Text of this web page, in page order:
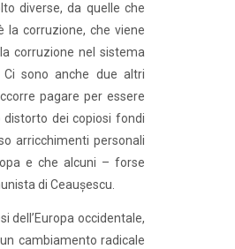
diverse, da quelle che
la corruzione, che viene
corruzione nel sistema
sono anche due altri
pagare per essere
distorto dei copiosi fondi
arricchimenti personali
e che alcuni – forse
di Ceaușescu.
dell’Europa occidentale,
cambiamento radicale